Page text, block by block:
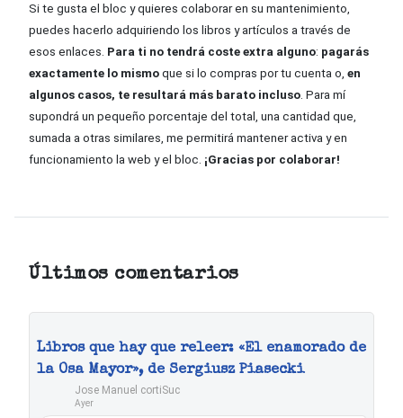
Si te gusta el bloc y quieres colaborar en su mantenimiento,
puedes hacerlo adquiriendo los libros y artículos a través de
esos enlaces. Para ti no tendrá coste extra alguno: pagarás
exactamente lo mismo que si lo compras por tu cuenta o, en
algunos casos, te resultará más barato incluso . Para mí
supondrá un pequeño porcentaje del total, una cantidad que,
sumada a otras similares, me permitirá mantener activa y en
funcionamiento la web y el bloc. ¡Gracias por colaborar!
Últimos comentarios
Libros que hay que releer: «El enamorado de
la Osa Mayor», de Sergiusz Piasecki
Jose Manuel cortiSuc
Ayer